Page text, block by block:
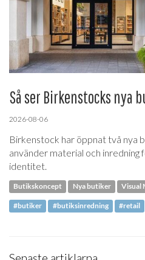
Så ser Birkenstocks nya
2026-08-06
Birkenstock har öppnat två nya
använder material och
identitet.
Butikskoncept Nya butiker Visual
#butiker #butiksinredning #retail